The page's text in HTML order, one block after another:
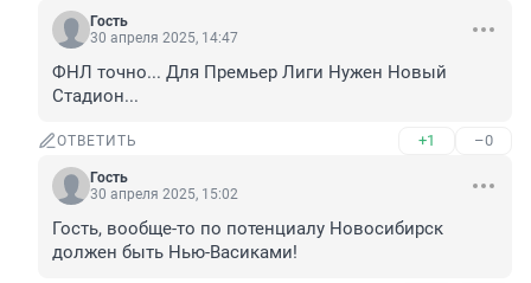
Гость
30 апреля 2025, 14:47
ФНЛ точно... Для Премьер Лиги Нужен Новый
Стадион...
ОТВЕТИТЬ +1 –0
Гость
30 апреля 2025, 15:02
Гость, вообще-то по потенциалу Новосибирск
должен быть Нью-Васиками!